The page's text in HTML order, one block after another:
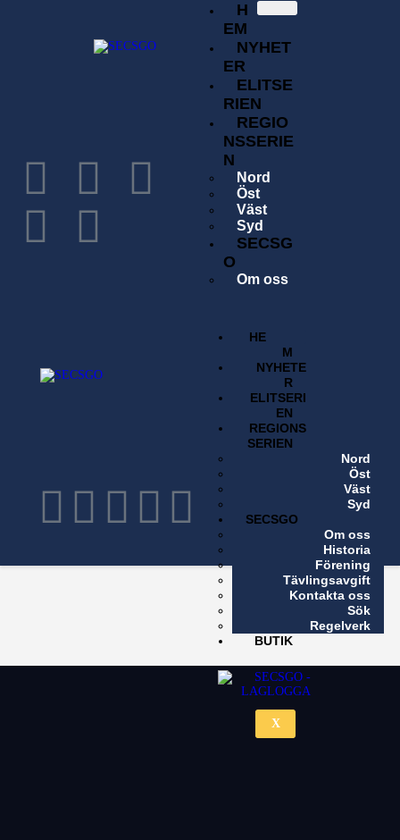
H
EM
NYHET
ER
ELITSE
RIEN
REGIO
NSSERIE
N
Nord
Öst
Väst
Syd
SECSG
O
Om oss
Kontakta oss
Sök
Regelverk
BUTI
HE
M
NYHETE
R
ELITSERI
EN
REGIONS
SERIEN
Nord
Öst
Väst
Syd
SECSGO
Om oss
Historia
Förening
Tävlingsavgift
Kontakta oss
Sök
Regelverk
BUTIK
X